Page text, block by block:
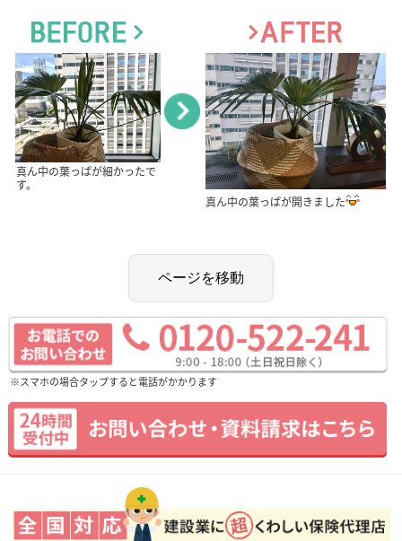
真ん中の葉っぱが細かったで
す。
真ん中の葉っぱが開きました
※スマホの場合タップすると電話がかかります